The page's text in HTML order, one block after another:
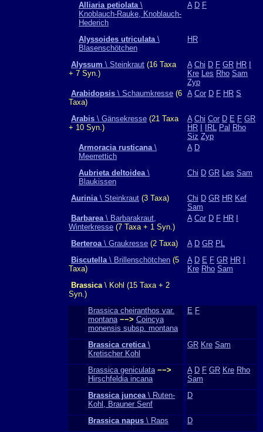
Alliaria petiolata\
Knoblauch-Rauke, Knoblauch-
Hederich
A D F
Alyssoides utriculata\
Blasenschötchen
HR
Alyssum \ Steinkraut (16 Taxa
+ 7 Syn.)
A Chi D F GR HR
Kre Les Rho Sam
Zyp
Arabidopsis \ Schaumkresse (6
Taxa)
A Cor D F HR S
Arabis \ Gänsekresse (21 Taxa
+ 10 Syn.)
A Chi Cor D E F GR
HR
IRL Pal Rho
Siz Zyp
Armoracia rusticana\
Meerrettich
A D
Aubrieta deltoidea\
Blaukissen
Chi D GR Les Sam
Aurinia\ Steinkraut (3 Taxa) Chi D GR HR Kef
Sam
Barbarea\ Barbarakraut,
Winterkresse (7 Taxa + 1 Syn.)
A Cor D F HR
Berteroa\ Graukresse (2 Taxa) A D GR PL
Biscutella\ Brillenschötchen (5
Taxa)
A D E F GR HR
Kre Rho Sam
Brassica\ Kohl (15 Taxa + 2
Syn.)
Brassica cheiranthos var.
montana −−> Coincya
monensis subsp. montana
E F
Brassica cretica\
Kretischer Kohl
GR Kre Sam
Brassica geniculata −−>
Hirschfeldia incana
A D F GR Kre Rho
Sam
Brassica juncea\ Ruten-
Kohl, Brauner Senf
D
Brassica napus \ Raps
D